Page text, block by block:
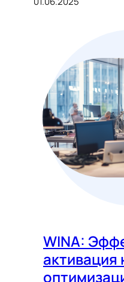
WINA:
активация